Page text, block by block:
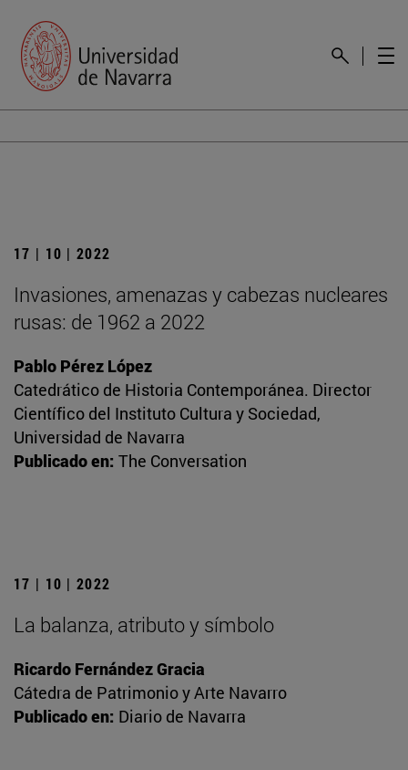
17 | 10 | 2022
Invasiones, amenazas y cabezas nucleares
rusas: de 1962 a 2022
Pablo Pérez López
Catedrático de Historia Contemporánea. Director
Científico del Instituto Cultura y Sociedad,
Universidad de Navarra
Publicado en: The Conversation
17 | 10 | 2022
La balanza, atributo y símbolo
Ricardo Fernández Gracia
Cátedra de Patrimonio y Arte Navarro
Publicado en: Diario de Navarra